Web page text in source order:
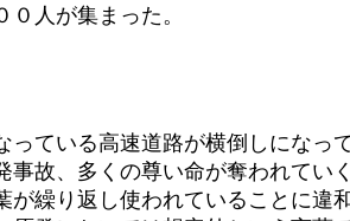
人が集まった。
ている高速道路が横倒しになっ
故、多くの尊い命が奪われてい
繰り返し使われていることに違